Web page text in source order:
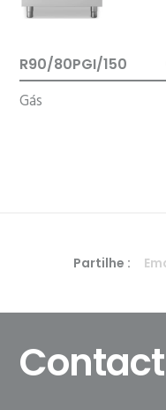
R90/80PGI/150
Gás
Partilhe :